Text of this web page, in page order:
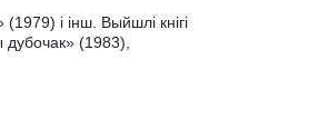
і інш. Выйшлі кнігі
(1983),